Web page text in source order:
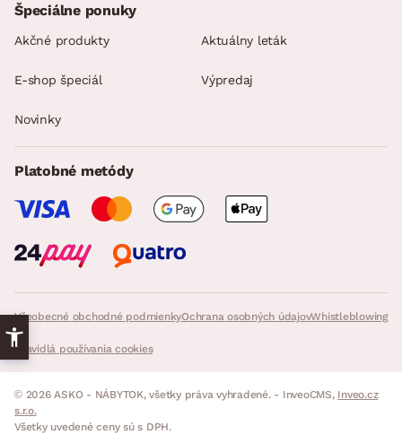
Všeobecné obchodné podmienkyOchrana osobných údajovWhistleblowing
Pravidlá používania cookies
Špeciálne ponuky
Akčné produkty Aktuálny leták
E-shop špeciál Výpredaj
Novinky
Platobné metódy
© 2026 ASKO - NÁBYTOK, všetky práva vyhradené. - InveoCMS, Inveo.cz
s.r.o.
Všetky uvedené ceny sú s DPH.